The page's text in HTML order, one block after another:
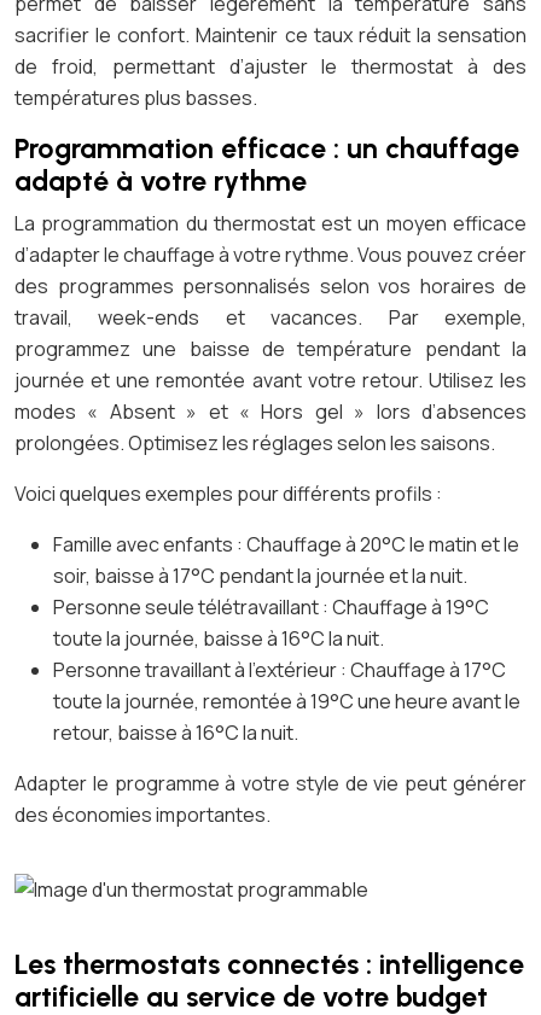
sacrifier le confort. Maintenir ce taux réduit la sensation
de froid, permettant d’ajuster le thermostat à des
températures plus basses.
Programmation efficace : un chauffage
adapté à votre rythme
La programmation du thermostat est un moyen efficace
d’adapter le chauffage à votre rythme. Vous pouvez créer
des programmes personnalisés selon vos horaires de
travail, week-ends et vacances. Par exemple,
programmez une baisse de température pendant la
journée et une remontée avant votre retour. Utilisez les
modes « Absent » et « Hors gel » lors d’absences
prolongées. Optimisez les réglages selon les saisons.
Voici quelques exemples pour différents profils :
Famille avec enfants : Chauffage à 20°C le matin et le
soir, baisse à 17°C pendant la journée et la nuit.
Personne seule télétravaillant : Chauffage à 19°C
toute la journée, baisse à 16°C la nuit.
Personne travaillant à l’extérieur : Chauffage à 17°C
toute la journée, remontée à 19°C une heure avant le
retour, baisse à 16°C la nuit.
Adapter le programme à votre style de vie peut générer
des économies importantes.
Les thermostats connectés : intelligence
artificielle au service de votre budget